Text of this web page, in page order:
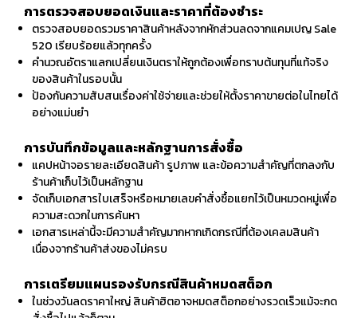
การตรวจสอบยอดเงินและราคาที่ต้องชำระ
ตรวจสอบยอดรวมราคาสินค้าหลังจากหักส่วนลดจากแคมเปญ Sale
520 เรียบร้อยแล้วทุกครั้ง
คำนวณอัตราแลกเปลี่ยนเงินตราให้ถูกต้องเพื่อทราบต้นทุนที่แท้จริง
ของสินค้าในรอบนั้น
ป้องกันความสับสนเรื่องค่าใช้จ่ายและช่วยให้ตั้งราคาขายต่อในไทยได้
อย่างแม่นยำ
การบันทึกข้อมูลและหลักฐานการสั่งซื้อ
แคปหน้าจอรายละเอียดสินค้า รูปภาพ และข้อความสำคัญที่ตกลงกับ
ร้านค้าเก็บไว้เป็นหลักฐาน
จัดเก็บเอกสารใบเสร็จหรือหมายเลขคำสั่งซื้อแยกไว้เป็นหมวดหมู่เพื่อ
ความสะดวกในการค้นหา
เอกสารเหล่านี้จะมีความสำคัญมากหากเกิดกรณีที่ต้องเคลมสินค้า
เนื่องจากร้านค้าส่งของไม่ครบ
การเตรียมแผนรองรับกรณีสินค้าหมดสต็อก
ในช่วงวันลดราคาใหญ่ สินค้าฮิตอาจหมดสต็อกอย่างรวดเร็วแม้จะกด